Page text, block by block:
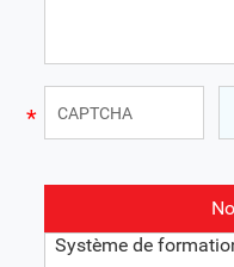
Système de